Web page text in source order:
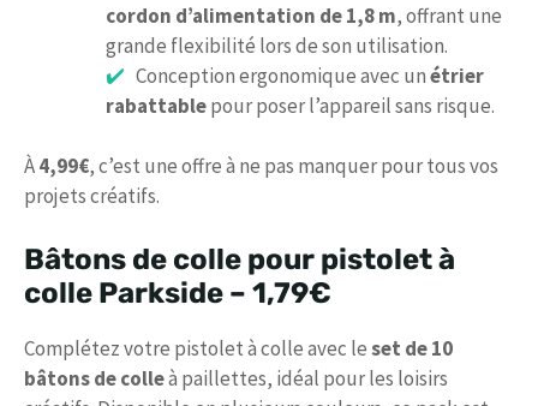
cordon d’alimentation de 1,8 m, offrant une
grande flexibilité lors de son utilisation.
Conception ergonomique avec unétrier
rabattablepour poser l’appareil sans risque.
À4,99€, c’est une offre à ne pas manquer pour tous vos
projets créatifs.
Bâtons de colle pour pistolet à
colle Parkside – 1,79€
Complétez votre pistolet à colle avec leset de 10
bâtons de colleà paillettes, idéal pour les loisirs